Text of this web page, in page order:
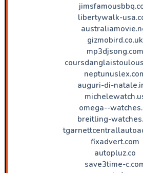
libertywalk-
gizmobird.co.uk
mp3djsong.com
auguri-di-
omega--
breitling-
fixadvert.com
autopluz.co
save3time-